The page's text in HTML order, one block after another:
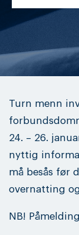
Turn menn
24. – 26.
nyttig
må besås før
overnatting
NB!